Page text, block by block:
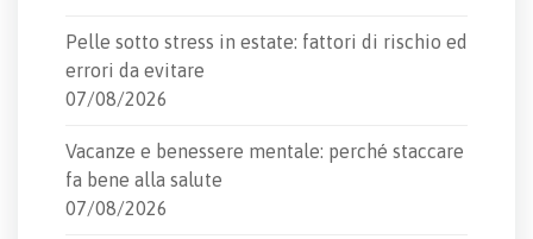
Pelle sotto stress in estate: fattori di rischio ed
errori da evitare
07/08/2026
Vacanze e benessere mentale: perché staccare
fa bene alla salute
07/08/2026